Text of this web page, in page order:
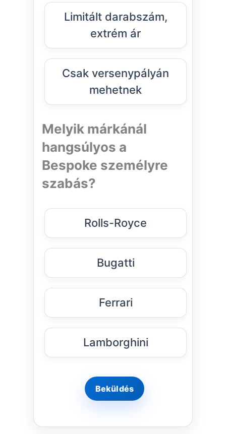
Limitált darabszám,
extrém ár
Csak versenypályán
mehetnek
Melyik márkánál
hangsúlyos a
Bespoke személyre
szabás?
Rolls-Royce
Bugatti
Ferrari
Lamborghini